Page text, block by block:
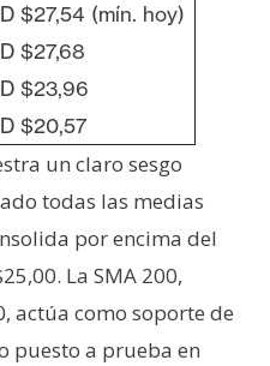
$27,54 (mín. hoy)
$27,68
$23,96
$20,57
un claro sesgo
todas las medias
por encima del
La SMA 200,
actúa como soporte de
puesto a prueba en